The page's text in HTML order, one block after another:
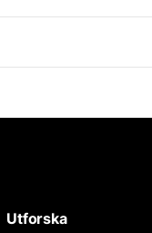
Utforska